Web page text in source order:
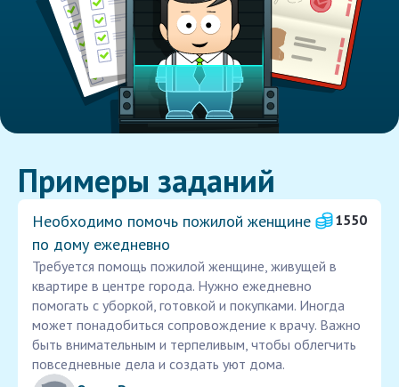
Примеры заданий
Необходимо помочь пожилой женщине
по дому ежедневно
1550
Требуется помощь пожилой женщине, живущей в
квартире в центре города. Нужно ежедневно
помогать с уборкой, готовкой и покупками. Иногда
может понадобиться сопровождение к врачу. Важно
быть внимательным и терпеливым, чтобы облегчить
повседневные дела и создать уют дома.